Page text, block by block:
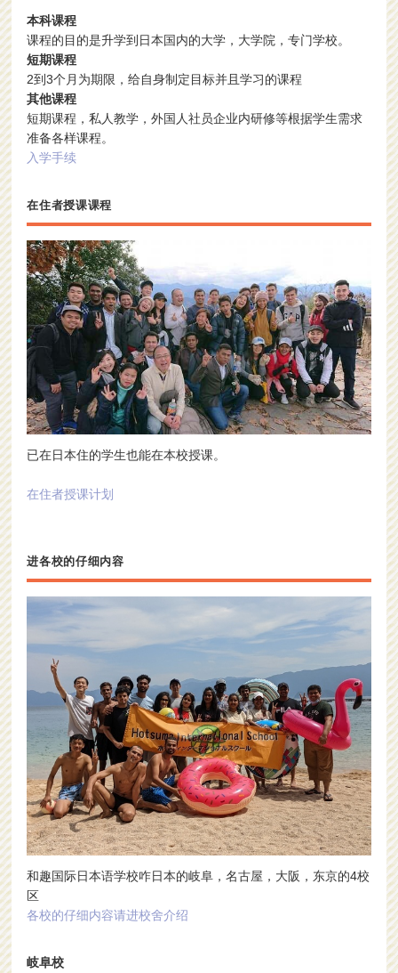
本科课程
课程的目的是升学到日本国内的大学，大学院，专门学校。
短期课程
2到3个月为期限，给自身制定目标并且学习的课程
其他课程
短期课程，私人教学，外国人社员企业内研修等根据学生需求
准备各样课程。
入学手续
在住者授课课程
已在日本住的学生也能在本校授课。
在住者授课计划
进各校的仔细内容
和趣国际日本语学校咋日本的岐阜，名古屋，大阪，东京的4校
区
各校的仔细内容请进校舍介绍
岐阜校